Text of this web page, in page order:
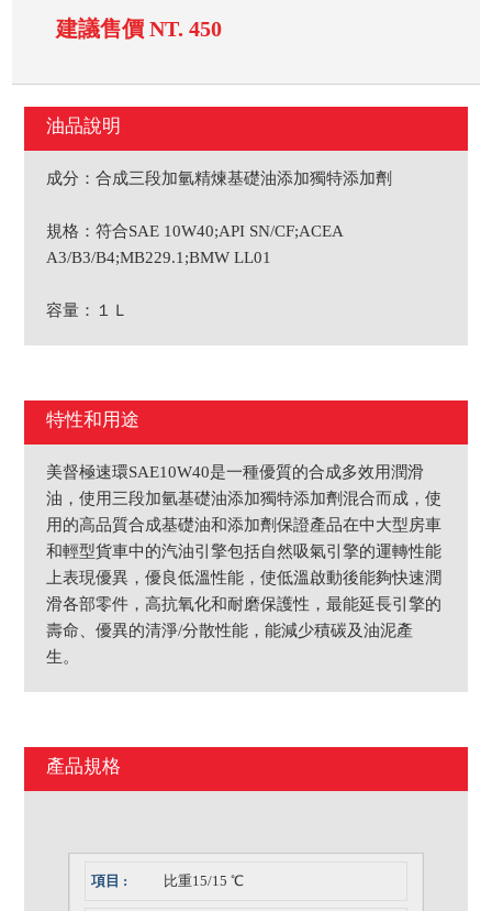
建議售價 NT. 450
油品說明
成分：合成三段加氫精煉基礎油添加獨特添加劑
規格：符合SAE 10W40;API SN/CF;ACEA
A3/B3/B4;MB229.1;BMW LL01
容量：１Ｌ
特性和用途
美督極速環SAE10W40是一種優質的合成多效用潤滑
油，使用三段加氫基礎油添加獨特添加劑混合而成，使
用的高品質合成基礎油和添加劑保證產品在中大型房車
和輕型貨車中的汽油引擎包括自然吸氣引擎的運轉性能
上表現優異，優良低溫性能，使低溫啟動後能夠快速潤
滑各部零件，高抗氧化和耐磨保護性，最能延長引擎的
壽命、優異的清淨/分散性能，能減少積碳及油泥產
生。
產品規格
比重15/15 ℃